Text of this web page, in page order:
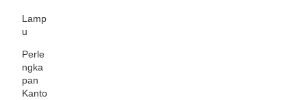
Lamp
u
Perle
ngka
pan
Kanto